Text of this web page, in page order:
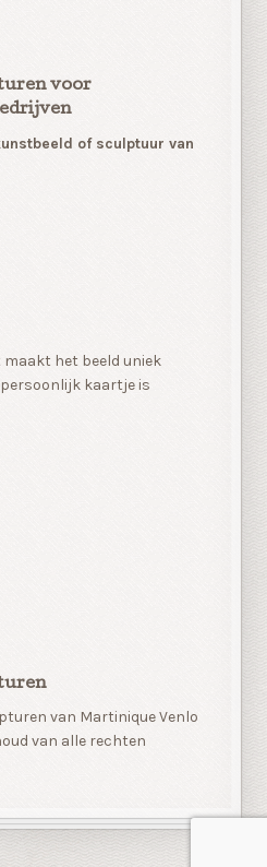
voor
of sculptuur van
maakt het beeld uniek
kaartje is
van Martinique Venlo
van alle rechten